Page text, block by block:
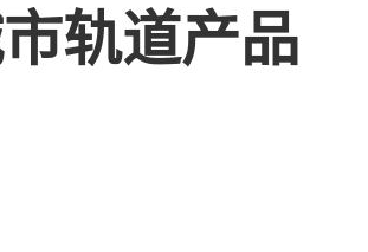
轨道产品